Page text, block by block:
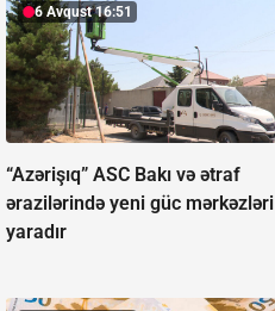
6 Avqust 16:51
“Azərişıq” ASC Bakı və ətraf
ərazilərində yeni güc mərkəzləri
yaradır